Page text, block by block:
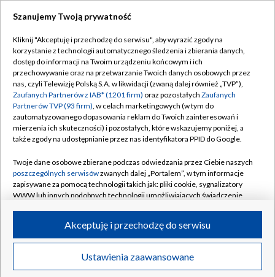
TVP
Abonament TVP
Emisja w TVP
Centrum informacji TVP
Naziemna Telewizja Cyfrowa
Rada Programowa
System NOS
Informacje o nadawcy
Program dla prasy
Ogłoszenie przetargowe
Regulamin TVP
Polityka prywatności
Moje zgody
Pomoc
Kontakt
Kanały
©2026 Telewizja Polska S.A. w likwidacji
Szanujemy Twoją prywatność
Kliknij "Akceptuję i przechodzę do serwisu", aby wyrazić zgody na
korzystanie z technologii automatycznego śledzenia i zbierania danych,
dostęp do informacji na Twoim urządzeniu końcowym i ich
przechowywanie oraz na przetwarzanie Twoich danych osobowych przez
nas, czyli Telewizję Polską S.A. w likwidacji (zwaną dalej również „TVP”),
Zaufanych Partnerów z IAB* (1201 firm) oraz pozostałych Zaufanych
Partnerów TVP (93 firm), w celach marketingowych (w tym do
zautomatyzowanego dopasowania reklam do Twoich zainteresowań i
mierzenia ich skuteczności) i pozostałych, które wskazujemy poniżej, a
także zgody na udostępnianie przez nas identyfikatora PPID do Google.
Twoje dane osobowe zbierane podczas odwiedzania przez Ciebie naszych
poszczególnych serwisówzwanych dalej „Portalem”, w tym informacje
zapisywane za pomocą technologii takich jak: pliki cookie, sygnalizatory
WWW lub innych podobnych technologii umożliwiających świadczenie
ruchu w Internecie.
Twoje dane osobowe zbierane podczas odwiedzania przez Ciebie
poszczególnych serwisówna Portalu, takie jak adresy IP, identyfikatory
Ustawienia zaawansowane
Akceptuję i przechodzę do serwisu